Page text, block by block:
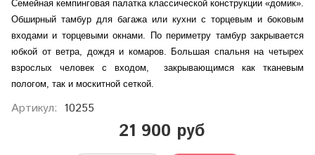
Семейная кемпинговая палатка классической конструкции «домик».
Обширный тамбур для багажа или кухни с торцевым и боковым
входами и торцевыми окнами. По периметру тамбур закрывается
юбкой от ветра, дождя и комаров. Большая спальня на четырех
взрослых человек с входом, закрывающимся как тканевым
пологом, так и москитной сеткой.
Артикул: 10255
21 900 руб